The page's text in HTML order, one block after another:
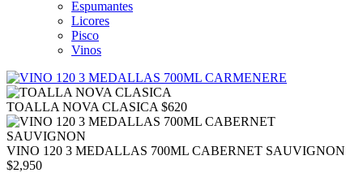
Espumantes
Licores
Pisco
Vinos
TOALLA NOVA CLASICA $620
VINO 120 3 MEDALLAS 700ML CABERNET SAUVIGNON
$2,950